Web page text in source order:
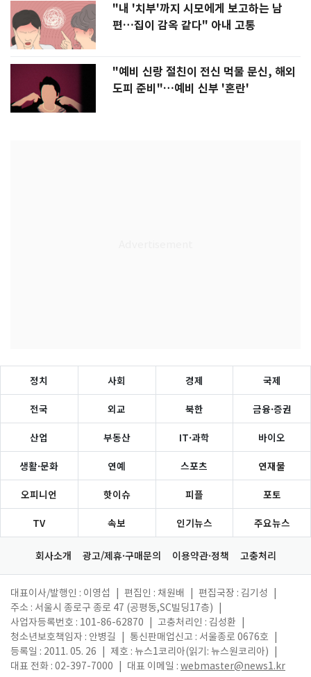
"내 '치부'까지 시모에게 보고하는 남
편…집이 감옥 같다" 아내 고통
"예비 신랑 절친이 전신 먹물 문신, 해외
도피 준비"…예비 신부 '혼란'
정치 사회 경제 국제
전국 외교 북한 금융·증권
산업 부동산 IT·과학 바이오
생활·문화 연예 스포츠 연재물
오피니언 핫이슈 피플 포토
TV 속보 인기뉴스 주요뉴스
회사소개 광고/제휴·구매문의 이용약관·정책 고충처리
대표이사/발행인 : 이영섭 편집인 : 채원배 편집국장 : 김기성
주소 : 서울시 종로구 종로 47 (공평동,SC빌딩17층)
사업자등록번호 : 101-86-62870
고충처리인 : 김성환
청소년보호책임자 : 안병길
통신판매업신고 : 서울종로 0676호
등록일 : 2011. 05. 26
제호 : 뉴스1코리아(읽기: 뉴스원코리아)
대표 전화 : 02-397-7000
대표 이메일 : webmaster@news1.kr